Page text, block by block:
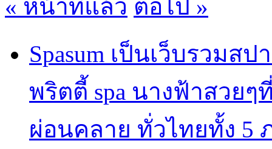
« หน้าที่แล้ว ต่อไป »
Spasum เป็นเว็บรวม
พริตตี้ spa นางฟ้าสวย
ผ่อนคลาย ทั่วไทยทั้ง 5